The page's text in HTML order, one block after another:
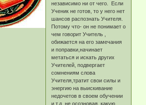
независимо ни от чего. Если
Ученик не готов, то у него нет
шансов распознать Учителя.
Потому что- он не понимает о
чем говорит Учитель ,
обижается на его замечания
и поправки,начинает
метаться и искать других
Учителей, подвергает
сомнениям слова
Учителя,тратит свои силы и
энергию на выискивание
недочетов в своем обучении
и т.д не осозновая, какую